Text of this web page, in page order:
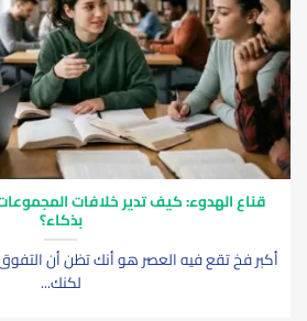
قناع الهدوء: كيف تدير خلافات
بذكاء؟
أكبر فخ تقع فيه العصر هو أنك تظن أن التفوق
لكنك...